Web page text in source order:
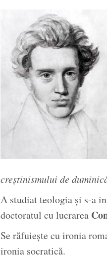
creștinismului de
A studiat teologia și s-a
doctoratul cu lucrarea
Se răfuiește cu ironia
ironia socratică.